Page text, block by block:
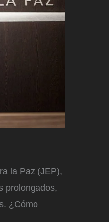
la Paz (JEP),
prolongados,
¿Cómo